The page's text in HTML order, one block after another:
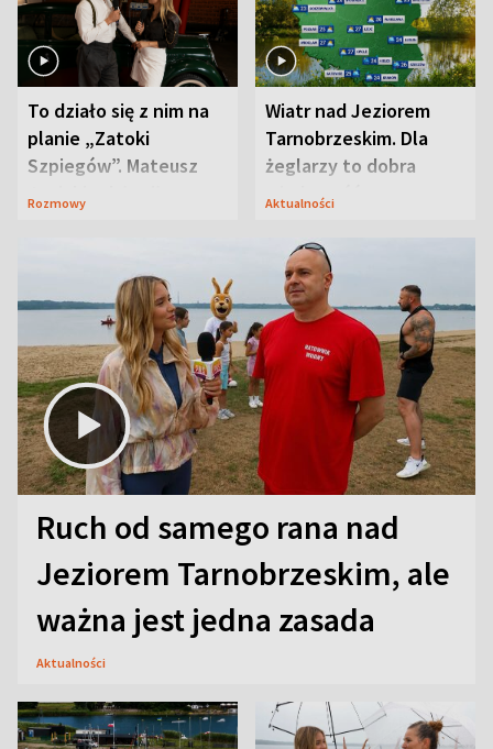
To działo się z nim na
planie „Zatoki
Szpiegów”. Mateusz
Janicki odsłonił
Rozmowy
Wiatr nad Jeziorem
Tarnobrzeskim. Dla
żeglarzy to dobra
wiadomość
Aktualności
Ruch od samego rana nad
Jeziorem Tarnobrzeskim, ale
ważna jest jedna zasada
Aktualności